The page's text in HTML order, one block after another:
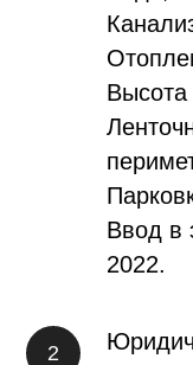
Высота
Ввод в
2022.